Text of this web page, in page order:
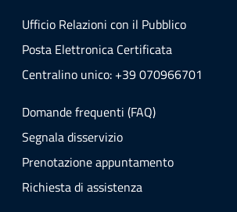
Ufficio Relazioni con il Pubblico
Posta Elettronica Certificata
Centralino unico: +39 070966701
Domande frequenti (FAQ)
Segnala disservizio
Prenotazione appuntamento
Richiesta di assistenza